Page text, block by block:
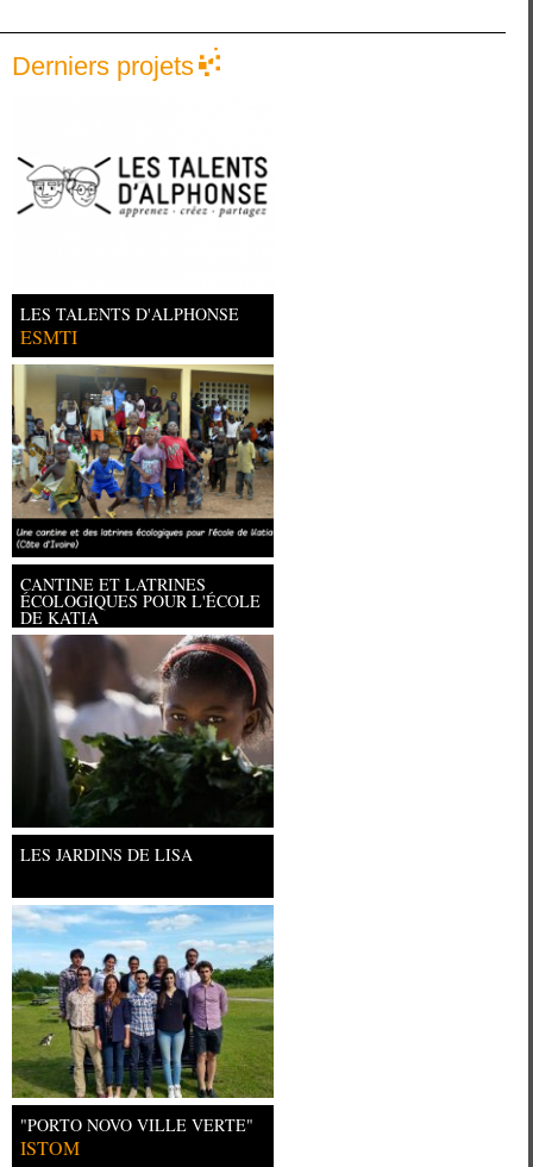
Derniers projets
LES TALENTS D'ALPHONSE
ESMTI
CANTINE ET LATRINES
ÉCOLOGIQUES POUR L'ÉCOLE
DE KATIA
Université Paris Ouest Nanterre la
LES JARDINS DE LISA
"PORTO NOVO VILLE VERTE"
ISTOM